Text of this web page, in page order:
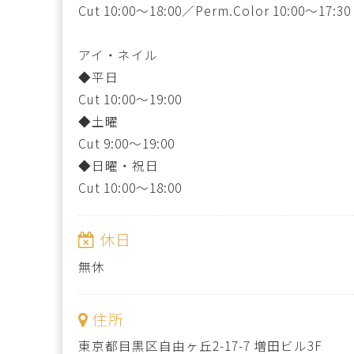
Cut 10:00～18:00／Perm.Color 10:00～17:30
アイ・ネイル
◆平日
Cut 10:00〜19:00
◆土曜
Cut 9:00～19:00
◆日曜・祝日
Cut 10:00～18:00
休日
無休
住所
東京都目黒区自由ヶ丘2-17-7 増田ビル3F